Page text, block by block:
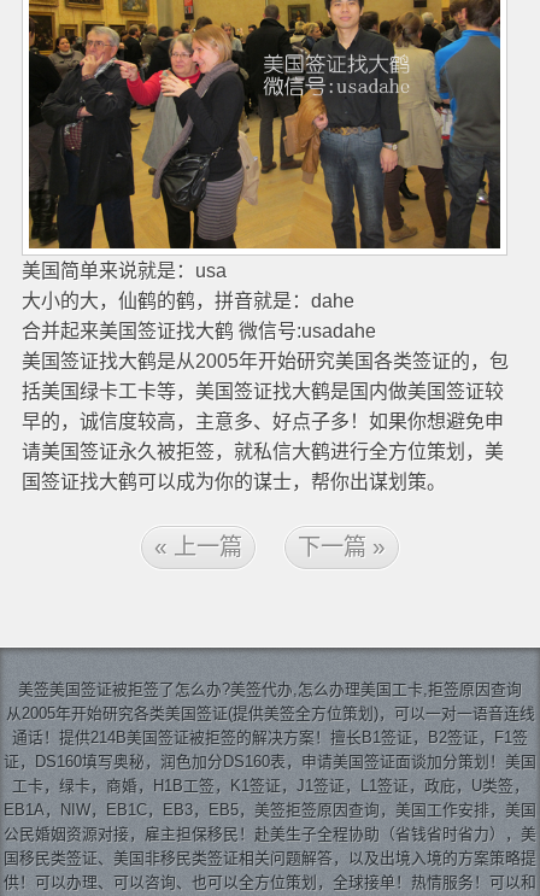
美国简单来说就是：usa
大小的大，仙鹤的鹤，拼音就是：dahe
合并起来美国签证找大鹤 微信号:usadahe
美国签证找大鹤是从2005年开始研究美国各类签证的，包
括美国绿卡工卡等，美国签证找大鹤是国内做美国签证较
早的，诚信度较高，主意多、好点子多！如果你想避免申
请美国签证永久被拒签，就私信大鹤进行全方位策划，美
国签证找大鹤可以成为你的谋士，帮你出谋划策。
« 上一篇 下一篇 »
美签美国签证被拒签了怎么办?美签代办,怎么办理美国工卡,拒签原因查询
从2005年开始研究各类美国签证(提供美签全方位策划)，可以一对一语音连线
通话！提供214B美国签证被拒签的解决方案！擅长B1签证，B2签证，F1签
证，DS160填写奥秘，润色加分DS160表，申请美国签证面谈加分策划！美国
工卡，绿卡，商婚，H1B工签，K1签证，J1签证，L1签证，政庇，U类签，
EB1A，NIW，EB1C，EB3，EB5，美签拒签原因查询，美国工作安排，美国
公民婚姻资源对接，雇主担保移民！赴美生子全程协助（省钱省时省力），美
国移民类签证、美国非移民类签证相关问题解答，以及出境入境的方案策略提
供！可以办理、可以咨询、也可以全方位策划，全球接单！热情服务！可以和